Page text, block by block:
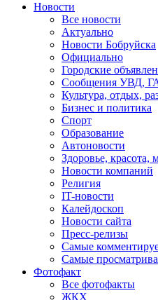
Новости
Все новости
Актуально
Новости Бобруйска
Официально
Городские
Сообщения УВД,
Культура, отдых,
Бизнес и политика
Спорт
Образование
Автоновости
Здоровье, красота,
Новости компаний
Религия
IT-новости
Калейдоскоп
Новости сайта
Пресс-релизы
Самые
Самые
Фотофакт
Все фотофакты
ЖКХ